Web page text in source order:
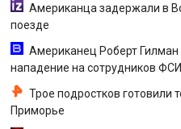
Американца задержали в
поезде
Американец Роберт Гилман
нападение на сотрудников
Трое подростков готовили
Приморье